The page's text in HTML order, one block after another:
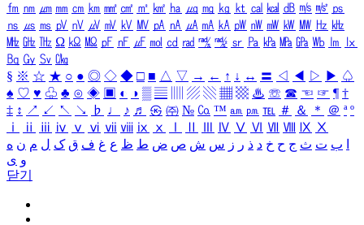
㎙ ㎚ ㎛ ㎜ ㎝ ㎞ ㎟ ㎠ ㎡ ㎢ ㏊ ㎍ ㎎ ㎏ ㏏ ㎈ ㎉ ㏈ ㎧ ㎨ ㎰
㎱ ㎲ ㎳ ㎴ ㎵ ㎶ ㎷ ㎸ ㎹ ㎀ ㎁ ㎂ ㎃ ㎄ ㎺ ㎻ ㎽ ㎾ ㎿ ㎐ ㎑
㎒ ㎓ ㎔ Ω ㏀ ㏁ ㎊ ㎋ ㎌ ㏖ ㏅ ㎭ ㎮ ㎯ ㏛ ㎩ ㎪ ㎫ ㎬ ㏝ ㏐
㏓
㏃ ㏉ ㏜ ㏆
§ ※ ☆ ★ ○ ● ◎ ◇ ◆ □ ■ △ ▽ → ← ↑ ↓ ↔ 〓 ◁ ◀ ▷ ▶ ♤
♠ ♡ ♥ ♧ ♣ ⊙ ◈ ▣ ◐ ◑ ▒ ▤ ▨ ▧ ▦ ▩ ♨ ☏ ☎ ☜ ☞ ¶ †
‡ ↕ ↗ ↙ ↖ ↘ ♭ ♩ ♪ ♬ ㉿ ㈜ № ㏇ ™ ㏂ ㏘ ℡ ＃ ＆ ＊ ＠ ª º
ⅰ
ⅱ ⅲ ⅳ ⅴ ⅵ ⅶ ⅷ ⅸ ⅹ Ⅳ Ⅴ Ⅵ Ⅶ Ⅷ Ⅸ Ⅹ
ب ت ث ج ح خ د ذ ر ز س ش ص ض ط ظ ع غ ف ق ک ل م ن ه
و ی
닫기